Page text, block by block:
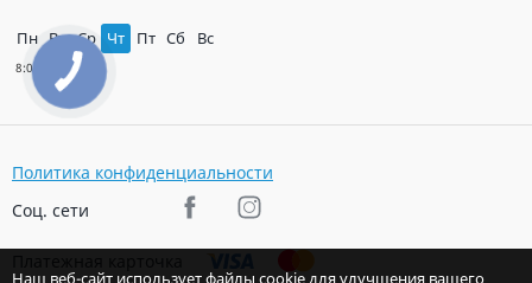
Пн Вт Ср Чт Пт Сб Вс
Политика конфиденциальности
Соц. сети
Наш веб-сайт использует файлы cookie для улучшения вашего